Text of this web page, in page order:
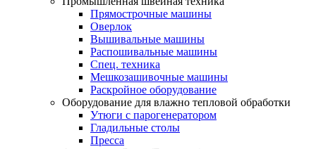
Прямострочные машины
Оверлок
Вышивальные машины
Распошивальные машины
Спец. техника
Мешкозашивочные машины
Раскройное оборудование
Оборудование для влажно тепловой обработки
Утюги с парогенератором
Гладильные столы
Пресса